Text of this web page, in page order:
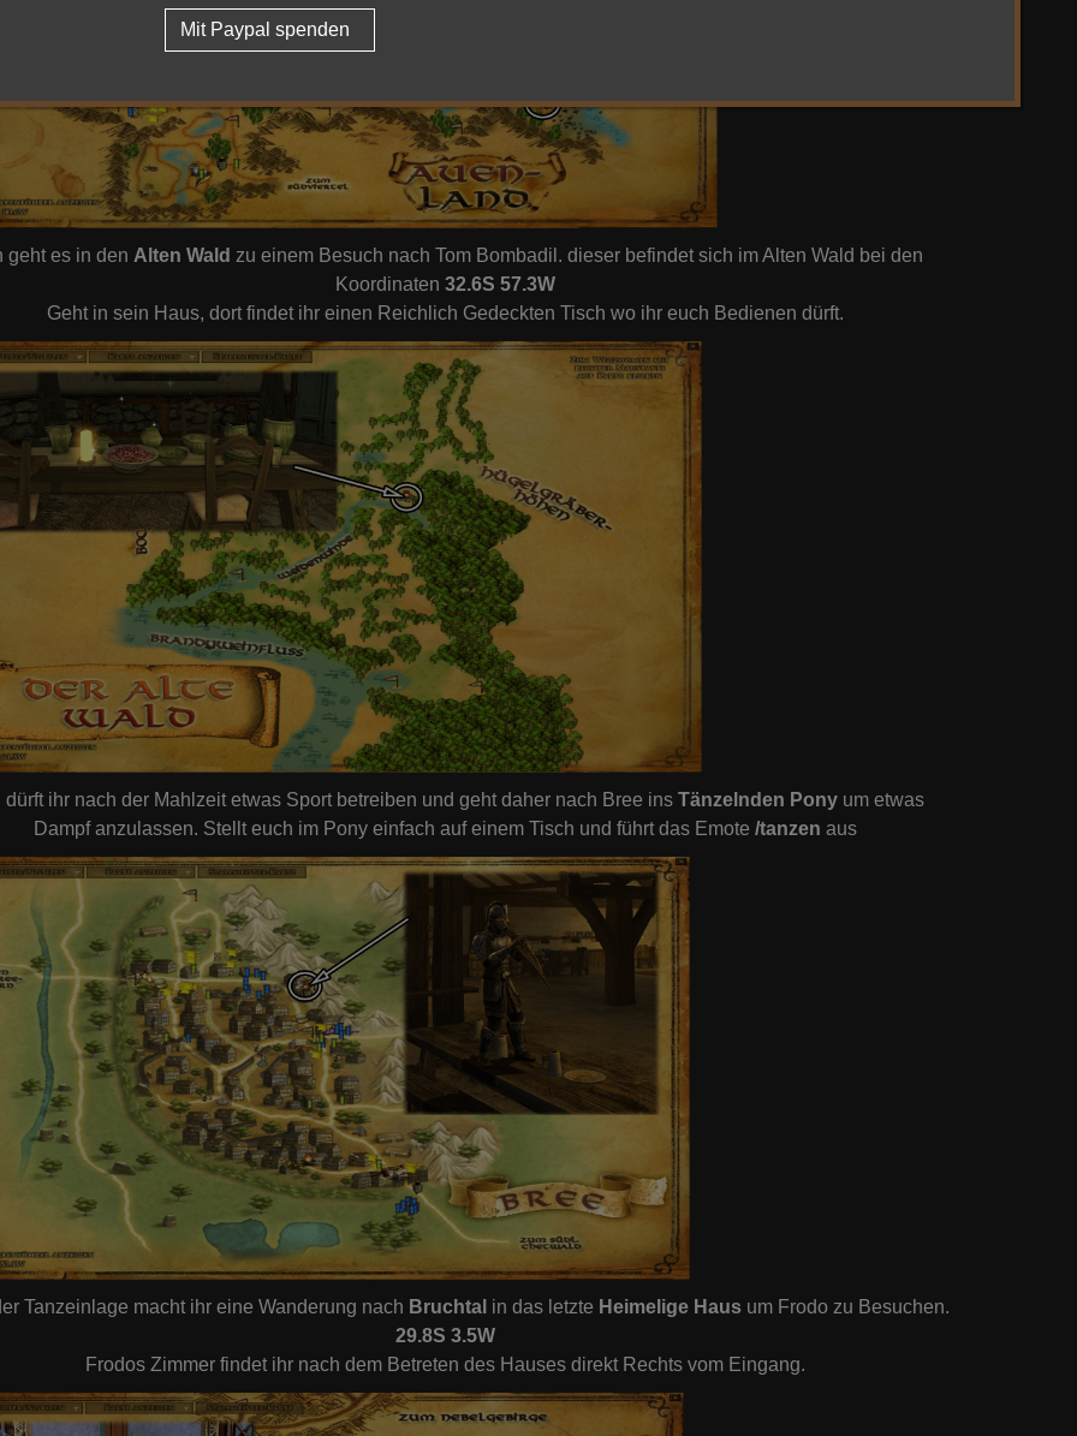
geht es in den Alten Wald zu einem Besuch nach Tom Bombadil. dieser befindet sich im Alten Wald bei den
Koordinaten 32.6S 57.3W
Geht in sein Haus, dort findet ihr einen Reichlich Gedeckten Tisch wo ihr euch Bedienen dürft.
dürft ihr nach der Mahlzeit etwas Sport betreiben und geht daher nach Bree insTänzelnden Pony um etwas
Dampf anzulassen. Stellt euch im Pony einfach auf einem Tisch und führt das Emote /tanzen aus
Tanzeinlage macht ihr eine Wanderung nach Bruchtal in das letzte Heimelige Hausum Frodo zu Besuchen.
29.8S 3.5W
Frodos Zimmer findet ihr nach dem Betreten des Hauses direkt Rechts vom Eingang.
Mit Paypal spenden